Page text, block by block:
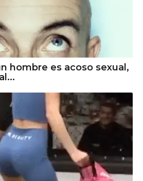
hombre es acoso sexual,